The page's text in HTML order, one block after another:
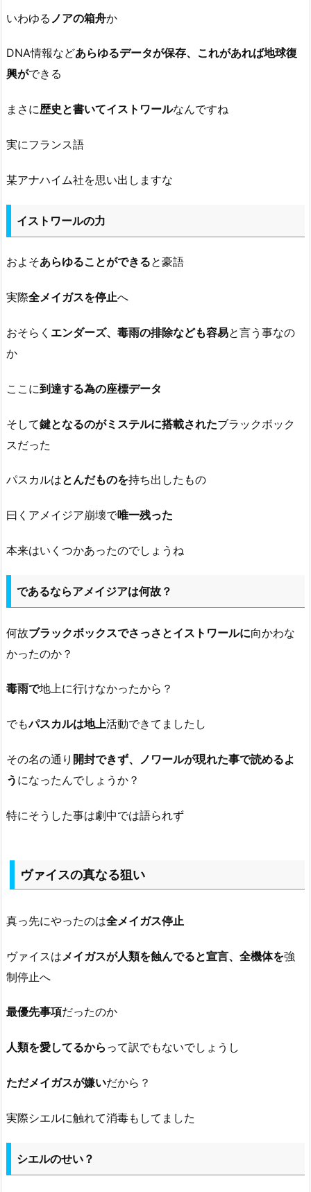
いわゆる ノアの箱舟か
DNA情報などあらゆるデータが保存、これがあれば地球復
興ができる
まさに歴史と書いてイストワールなんですね
実にフランス語
某アナハイム社を思い出しますな
イストワールの力
およそあらゆることができると豪語
実際全メイガスを停止へ
おそらく エンダーズ、毒雨の排除なども容易と言う事なの
か
ここに到達する為の座標データ
そして鍵となるのがミステルに搭載されたブラックボック
スだった
パスカルはとんだものを持ち出したもの
曰くアメイジア崩壊で唯一残った
本来はいくつかあったのでしょうね
であるならアメイジアは何故？
何故ブラックボックスでさっさとイストワールに向かわな
かったのか？
毒雨で地上に行けなかったから？
でもパスカルは地上活動できてましたし
その名の通り 開封できず、ノワールが現れた事で読めるよ
う になったんでしょうか？
特にそうした事は劇中では語られず
ヴァイスの真なる狙い
真っ先にやったのは全メイガス停止
ヴァイスは メイガスが人類を蝕んでると宣言、全機体を強
制停止へ
最優先事項だったのか
人類を愛してるから って訳でもないでしょうし
ただメイガスが嫌いだから？
実際シエルに触れて消毒もしてました
シエルのせい？